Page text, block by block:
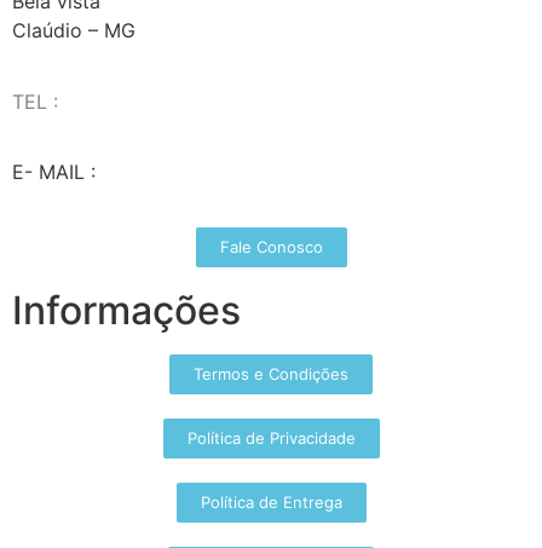
Claúdio – MG
TEL :
E- MAIL :
Fale Conosco
Informações
Termos e Condições
Política de Privacidade
Política de Entrega